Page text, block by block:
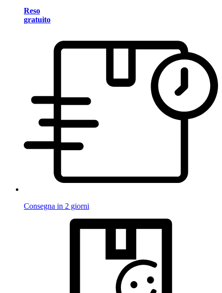
Reso
gratuito
Consegna in 2 giorni